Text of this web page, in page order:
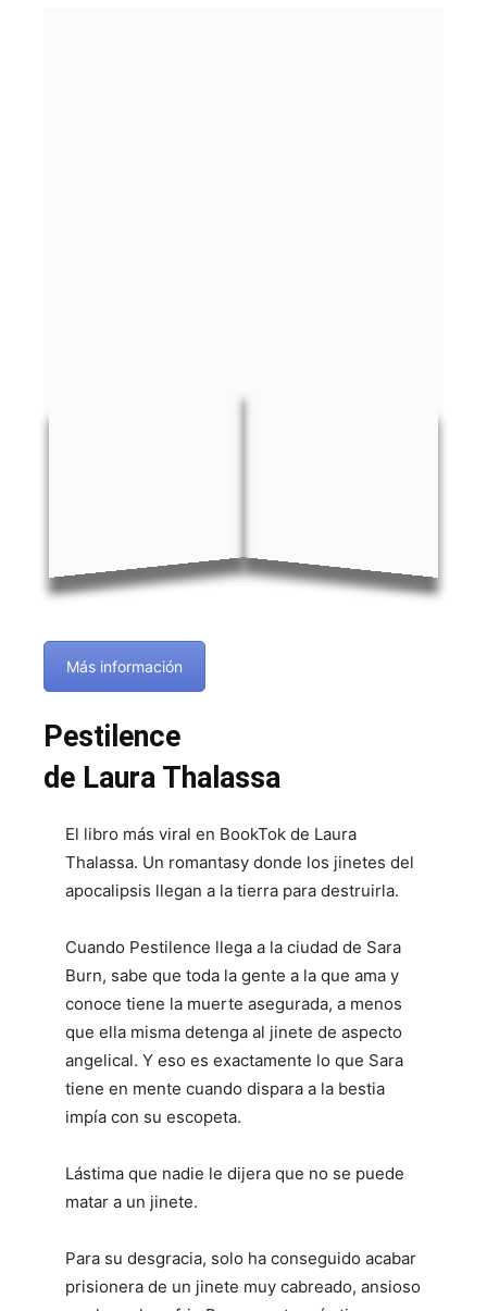
Más información
Pestilence
de Laura Thalassa
El libro más viral en BookTok de Laura
Thalassa. Un romantasy donde los jinetes del
apocalipsis llegan a la tierra para destruirla.
Cuando Pestilence llega a la ciudad de Sara
Burn, sabe que toda la gente a la que ama y
conoce tiene la muerte asegurada, a menos
que ella misma detenga al jinete de aspecto
angelical. Y eso es exactamente lo que Sara
tiene en mente cuando dispara a la bestia
impía con su escopeta.
Lástima que nadie le dijera que no se puede
matar a un jinete.
Para su desgracia, solo ha conseguido acabar
prisionera de un jinete muy cabreado, ansioso